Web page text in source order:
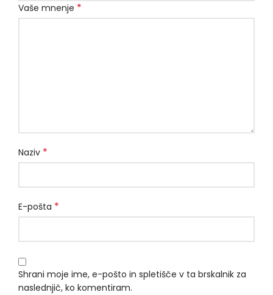
Vaše mnenje *
Naziv *
E-pošta *
Shrani moje ime, e-pošto in spletišče v ta brskalnik za
naslednjič, ko komentiram.